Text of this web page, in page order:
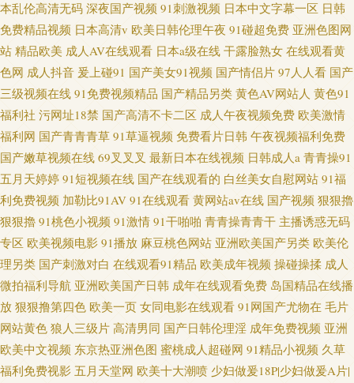
本乱伦高清无码 深夜国产视频 91刺激视频 日本中文字幕一区 日韩
免费精品视频 日本高清v 欧美日韩伦理午夜 91碰超免费 亚洲色图网
站 精品欧美 成人AV在线观看 日本a级在线 干露脸熟女 在线观看黄
色网 成人抖音 爰上碰91 国产美女91视频 国产情侣片 97人人看 国产
三级视频在线 91免费视频精品 国产精品另类 黄色AV网站人 黄色91
福利社 污网址18禁 国产高清不卡二区 成人午夜视频免费 欧美激情
福利网 国产青青青草 91草逼视频 免费看片日韩 午夜视频福利免费
国产嫩草视频在线 69叉叉叉 最新日本在线视频 日韩成人a 青青操91
五月天婷婷 91短视频在线 国产在线观看的 白丝美女自慰网站 91福
利免费视频 加勒比91AV 91在线观看 黄网站av在线 国产视频 狠狠擼
狠狠擼 91桃色小视频 91激情 91干啪啪 青青操青青干 主播诱惑无码
专区 欧美视频电影 91播放 麻豆桃色网站 亚洲欧美国产另类 欧美伦
理另类 国产刺激对白 在线观看91精品 欧美成年视频 操碰操揉 成人
微拍福利导航 亚洲欧美国产日韩 成年在线观看免费 岛国精品在线播
放 狠狠撸第四色 欧美一页 女同电影在线观看 91网国产尤物在 毛片
网站黄色 狼人三级片 高清男同 国产日韩伦理淫 成年免费视频 亚洲
欧美中文视频 东京热亚洲色图 蜜桃成人超碰网 91精品小视频 久草
福利免费视影 五月天堂网 欧美十大潮喷 少妇做爰18P|少妇做爰A片|